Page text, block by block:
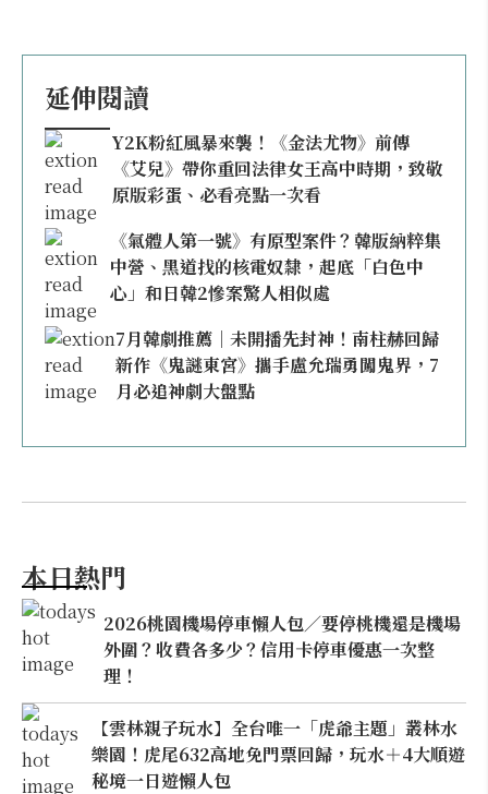
延伸閱讀
Y2K粉紅風暴來襲！《金法尤物》前傳
《艾兒》帶你重回法律女王高中時期，致敬
原版彩蛋、必看亮點一次看
《氣體人第一號》有原型案件？韓版納粹集
中營、黑道找的核電奴隸，起底「白色中
心」和日韓2慘案驚人相似處
7月韓劇推薦｜未開播先封神！南柱赫回歸
新作《鬼謎東宮》攜手盧允瑞勇闖鬼界，7
月必追神劇大盤點
本日熱門
2026桃園機場停車懶人包／要停桃機還是機場
外圍？收費各多少？信用卡停車優惠一次整
理！
【雲林親子玩水】全台唯一「虎爺主題」叢林水
樂園！虎尾632高地免門票回歸，玩水＋4大順遊
秘境一日遊懶人包